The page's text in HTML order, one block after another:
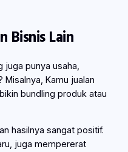
Bisnis Lain
juga punya usaha,
Kamu jualan
bundling produk atau
hasilnya sangat positif.
juga mempererat